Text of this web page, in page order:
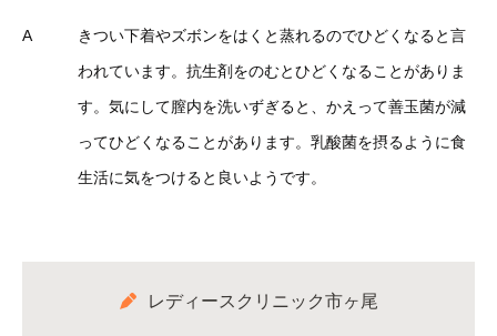
A
きつい下着やズボンをはくと蒸れるのでひどくなると言
われています。抗生剤をのむとひどくなることがありま
す。気にして膣内を洗いずぎると、かえって善玉菌が減
ってひどくなることがあります。乳酸菌を摂るように食
生活に気をつけると良いようです。
レディースクリニック市ヶ尾